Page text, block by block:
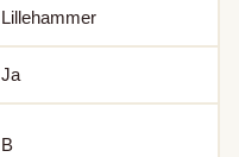
Lillehammer
Ja
B